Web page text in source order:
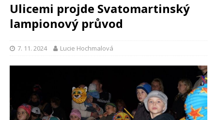
Ulicemi projde Svatomartinský
lampionový průvod
7. 11. 2024 Lucie Hochmalová